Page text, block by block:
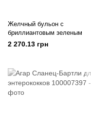
Желчный бульон с
бриллиантовым зеленым
2 270.13 грн